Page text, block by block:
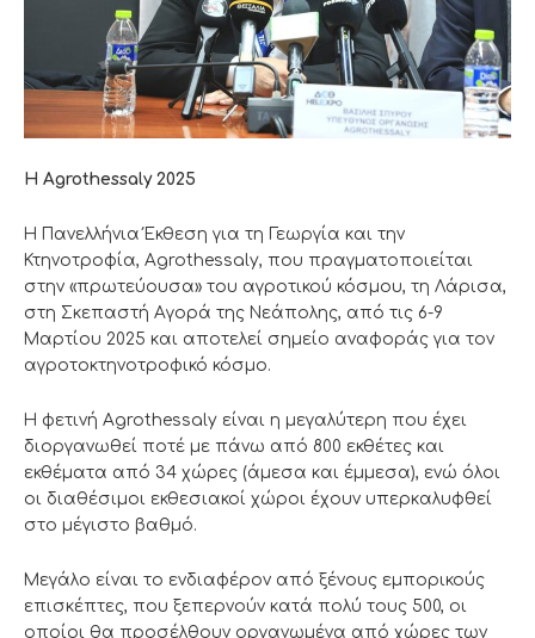
Η Agrothessaly2025
Η Πανελλήνια Έκθεση για τη Γεωργία και την
Κτηνοτροφία, Agrothessaly, που πραγματοποιείται
στην «πρωτεύουσα» του αγροτικού κόσμου, τη Λάρισα,
στη Σκεπαστή Αγορά της Νεάπολης, από τις 6-9
Μαρτίου 2025 και αποτελεί σημείο αναφοράς για τον
αγροτοκτηνοτροφικό κόσμο.
Η φετινή Agrothessaly είναι η μεγαλύτερη που έχει
διοργανωθεί ποτέ με πάνω από 800 εκθέτες και
εκθέματα από 34 χώρες (άμεσα και έμμεσα), ενώ όλοι
οι διαθέσιμοι εκθεσιακοί χώροι έχουν υπερκαλυφθεί
στο μέγιστο βαθμό.
Μεγάλο είναι το ενδιαφέρον από ξένους εμπορικούς
επισκέπτες, που ξεπερνούν κατά πολύ τους 500, οι
οποίοι θα προσέλθουν οργανωμένα από χώρες των